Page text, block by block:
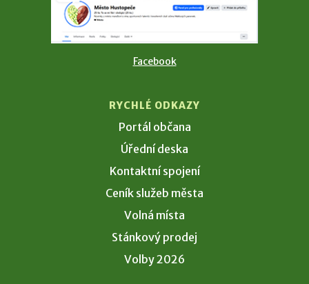
Facebook
RYCHLÉ ODKAZY
Portál občana
Úřední deska
Kontaktní spojení
Ceník služeb města
Volná místa
Stánkový prodej
Volby 2026